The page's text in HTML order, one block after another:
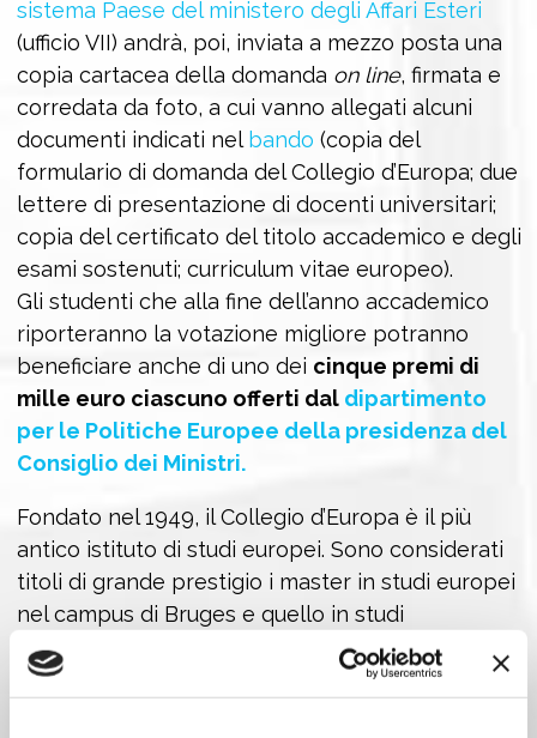
sistema Paese del ministero degli Affari Esteri
(ufficio VII) andrà, poi, inviata a mezzo posta una
copia cartacea della domanda on line, firmata e
corredata da foto, a cui vanno allegati alcuni
documenti indicati nel bando (copia del
formulario di domanda del Collegio d’Europa; due
lettere di presentazione di docenti universitari;
copia del certificato del titolo accademico e degli
esami sostenuti; curriculum vitae europeo).
Gli studenti che alla fine dell’anno accademico
riporteranno la votazione migliore potranno
beneficiare anche di uno dei cinque premi di
mille euro ciascuno offerti dal dipartimento
per le Politiche Europee della presidenza del
Consiglio dei Ministri.
Fondato nel 1949, il Collegio d’Europa è il più
antico istituto di studi europei. Sono considerati
titoli di grande prestigio i master in studi europei
nel campus di Bruges e quello in studi
interdisciplinari europei a Natolin, che ogni anno
attirano 400 studenti di 50 diversi paesi del